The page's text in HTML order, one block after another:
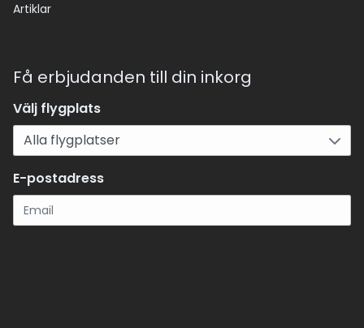
Artiklar
Få erbjudanden till din inkorg
Välj flygplats
E-postadress